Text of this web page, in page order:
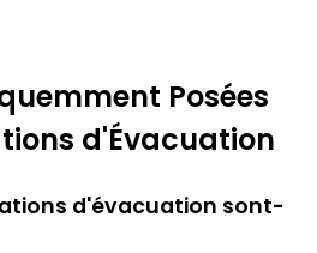
Posées
d'Évacuation
d'évacuation sont-